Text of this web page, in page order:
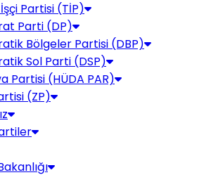
Partisi (TİP)
Parti (DP)
Bölgeler Partisi (DBP)
Sol Parti (DSP)
Partisi (HÜDA PAR)
(ZP)